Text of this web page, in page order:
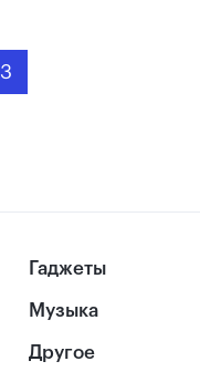
3
Гаджеты
Музыка
Другое